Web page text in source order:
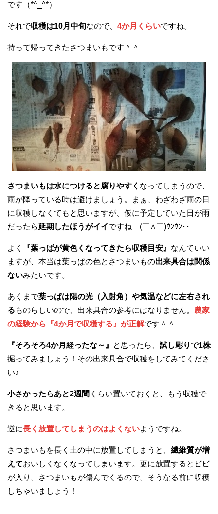
です（*^_^*）
それで収穫は10月中旬なので、 4か月くらいですね。
持って帰ってきたさつまいもです＾＾
さつまいもは水につけると腐りやすく なってしまうので、
雨が降っている時は避けましょう。まぁ、わざわざ雨の日
に収穫しなくてもと思いますが、仮に予定していた日が雨
だったら延期したほうがイイですね (￣∧￣)ｳﾝｳﾝ･･
よく 『葉っぱが黄色くなってきたら収穫目安』 なんていい
ますが、本当は葉っぱの色とさつまいもの出来具合は関係
ないみたいです。
あくまで葉っぱは陽の光（入射角）や気温などに左右され
る ものらしいので、出来具合の参考にはなりません。 農家
の経験から『4か月で収穫する』が正解です＾＾
『そろそろ4か月経ったな～』 と思ったら、 試し彫りで1株
掘ってみましょう！その出来具合で収穫をしてみてくださ
い♪
小さかったらあと2週間 くらい置いておくと、もう収穫で
きると思います。
逆に長く放置してしまうのはよくないようですね。
さつまいもを長く土の中に放置してしまうと、 繊維質が増
えておいしくなくなってしまいます。更に放置するとビビ
が入り、さつまいもが傷んでくるので、そうなる前に収穫
しちゃいましょう！